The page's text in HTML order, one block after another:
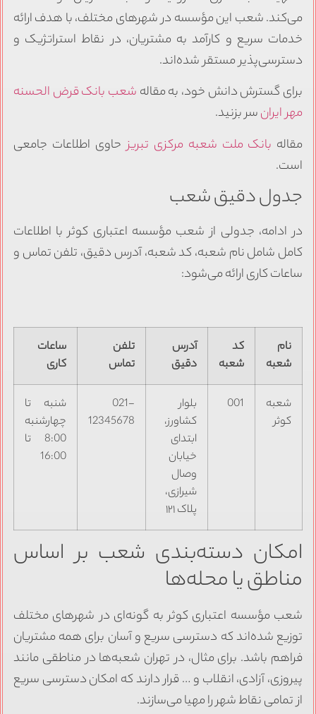
می‌کند. شعب این مؤسسه در شهرهای مختلف، با هدف ارائه
خدمات سریع و کارآمد به مشتریان، در نقاط استراتژیک و
دسترسی‌پذیر مستقر شده‌اند.
برای گسترش دانش خود، به مقاله شعب بانک قرض الحسنه
مهر ایرانسر بزنید.
مقاله بانک ملت شعبه مرکزی تبریزحاوی اطلاعات جامعی
است.
جدول دقیق شعب
در ادامه، جدولی از شعب مؤسسه اعتباری کوثر با اطلاعات
کامل شامل نام شعبه، کد شعبه، آدرس دقیق، تلفن تماس و
ساعات کاری ارائه می‌شود:
نام
شعبه
کد
شعبه
آدرس
دقیق
تلفن
تماس
ساعات
کاری
شعبه
کوثر
001
بلوار
کشاورز،
ابتدای
خیابان
وصال
شیرازی،
پلاک ۱۲۱
021-
12345678
شنبه تا
چهارشنبه
8:00 تا
16:00
امکان دسته‌بندی شعب بر اساس
مناطق یا محله‌ها
شعب مؤسسه اعتباری کوثر به گونه‌ای در شهرهای مختلف
توزیع شده‌اند که دسترسی سریع و آسان برای همه مشتریان
فراهم باشد. برای مثال، در تهران شعبه‌ها در مناطقی مانند
پیروزی، آزادی، انقلاب و … قرار دارند که امکان دسترسی سریع
از تمامی نقاط شهر را مهیا می‌سازند.